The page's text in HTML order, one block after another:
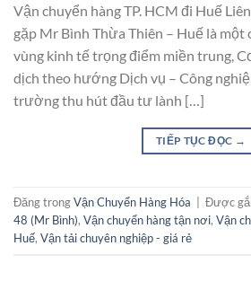
Vận chuyển hàng TP. HCM đi Huế
gặp Mr Bình Thừa Thiên – Huế là
vùng kinh tế trọng điểm miền trung,
dịch theo hướng Dịch vụ – Công
trường thu hút đầu tư lành […]
TIẾP TỤC ĐỌC →
Đăng trongVận Chuyển Hàng Hóa Được
48 (Mr Bình), Vận chuyển hàng tận nơi, Vận
Huế, Vận tải chuyên nghiệp - giá rẻ